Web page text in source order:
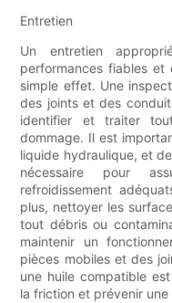
Entretien
Un entretien
performances fiables et
simple effet. Une
des joints et des
identifier et traiter
dommage. Il est
liquide hydraulique, et
nécessaire pour
refroidissement
plus, nettoyer les
tout débris ou
maintenir un
pièces mobiles et des
une huile compatible
la friction et prévenir